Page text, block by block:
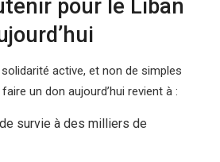
pour le Liban
active, et non de simples
un don aujourd’hui revient à :
survie à des milliers de